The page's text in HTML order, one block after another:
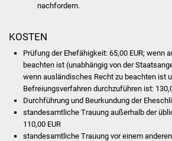
Kinder
Migration
nachfordern.
KOSTEN
Prüfung der Ehefähigkeit: 65,00 EUR; wenn
beachten ist (unabhängig von der
wenn ausländisches Recht zu beachten ist
Befreiungsverfahren durchzuführen ist:
Durchführung und Beurkundung der
standesamtliche Trauung außerhalb der
110,00 EUR
standesamtliche Trauung vor einem